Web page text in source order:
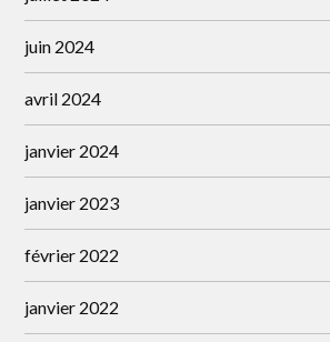
juin 2024
avril 2024
janvier 2024
janvier 2023
février 2022
janvier 2022